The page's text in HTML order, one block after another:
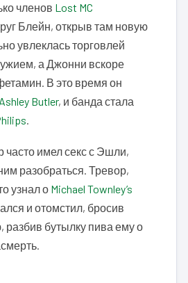
членов Lost MC
Блейн, открыв там новую
увлеклась торговлей
а Джонни вскоре
В это время он
Ashley Butler, и банда стала
.
часто имел секс с Эшли,
разобраться. Тревор,
узнал о Michael Townley’s
и отомстил, бросив
бутылку пива ему о